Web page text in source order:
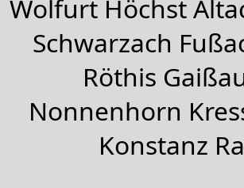
Wolfurt Höchst
Schwarzach
Röthis
Nonnenhorn
Konstanz